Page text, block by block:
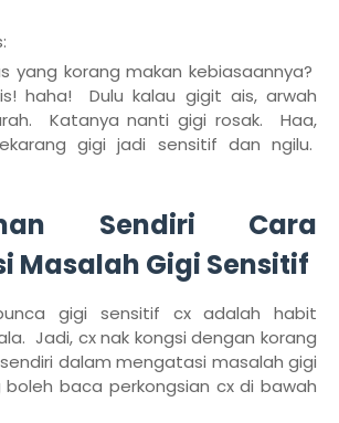
yang korang makan kebiasaannya?
haha! Dulu kalau gigit ais, arwah
Katanya nanti gigi rosak. Haa,
gigi jadi sensitif dan ngilu.
Sendiri Cara
Masalah Gigi Sensitif
gigi sensitif cx adalah habit
Jadi, cx nak kongsi dengan korang
dalam mengatasi masalah gigi
baca perkongsian cx di bawah